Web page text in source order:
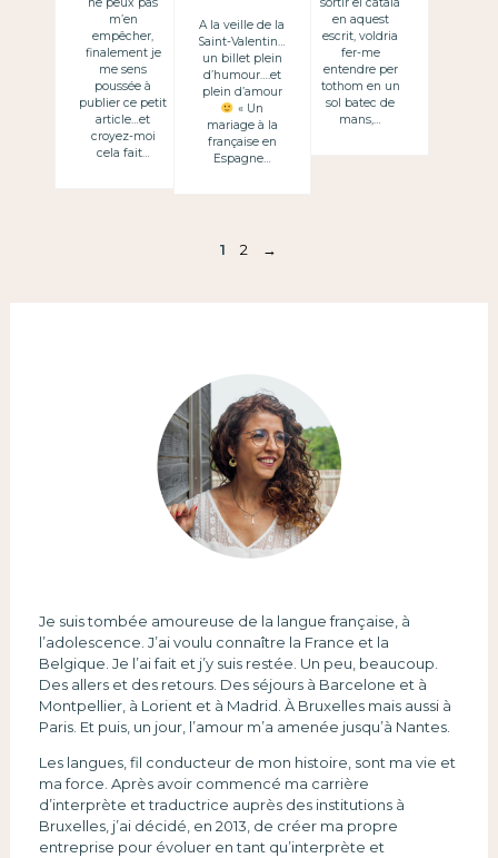
génération
indignée
m’en
empêcher,
finalement je
me sens
poussée à
publier ce petit
article…et
croyez-moi
cela fait…
la française
A la veille de la
Saint-Valentin…
un billet plein
d’humour….et
plein d’amour
« Un
mariage à la
française en
Espagne…
en aquest
escrit, voldria
fer-me
entendre per
tothom en un
sol batec de
mans,…
1 2 →
Je suis tombée amoureuse de la langue française, à
l’adolescence. J’ai voulu connaître la France et la
Belgique. Je l’ai fait et j’y suis restée. Un peu, beaucoup.
Des allers et des retours. Des séjours à Barcelone et à
Montpellier, à Lorient et à Madrid. À Bruxelles mais aussi à
Paris. Et puis, un jour, l’amour m’a amenée jusqu’à Nantes.
Les langues, fil conducteur de mon histoire, sont ma vie et
ma force. Après avoir commencé ma carrière
d’interprète et traductrice auprès des institutions à
Bruxelles, j’ai décidé, en 2013, de créer ma propre
entreprise pour évoluer en tant qu’interprète et